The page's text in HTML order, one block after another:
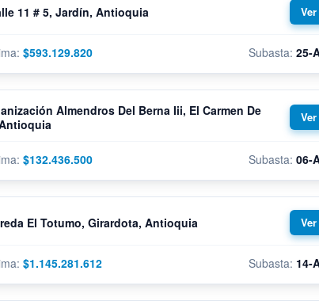
$593.129.820
11 # 5, Jardín, Antioquia
25-
$132.436.500
Almendros Del Berna Iii, El Carmen De
06-
$1.145.281.612
El Totumo, Girardota, Antioquia
14-